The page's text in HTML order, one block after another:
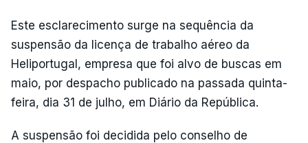
Este esclarecimento surge na sequência da
suspensão da licença de trabalho aéreo da
Heliportugal, empresa que foi alvo de buscas em
maio, por despacho publicado na passada quinta-
feira, dia 31 de julho, em Diário da República.
A suspensão foi decidida pelo conselho de